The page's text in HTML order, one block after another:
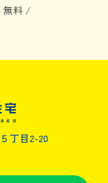
料 /
丁目2-20